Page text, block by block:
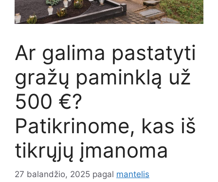
Ar galima pastatyti
gražų paminklą už
500 €?
Patikrinome, kas iš
tikrųjų įmanoma
27 balandžio, 2025 pagal mantelis